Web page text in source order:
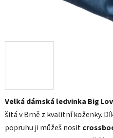
Velká dámská ledvinka Big
šitá v Brně z kvalitní koženky.
popruhu ji můžeš nosit